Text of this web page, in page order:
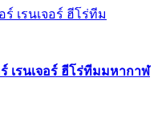
ร์ เรนเจอร์ ฮีโร่ทีมมหากาฬ